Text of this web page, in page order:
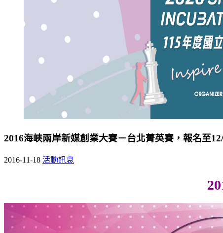
2016海峽兩岸新媒創業大賽－台北菁英賽，報名至
2016-11-18 活動訊息